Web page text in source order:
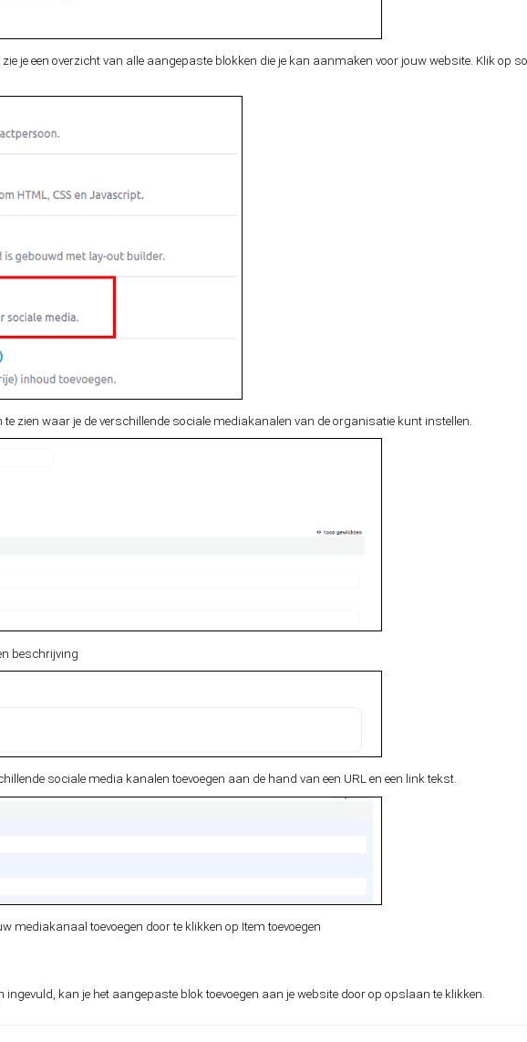
je een overzicht van alle aangepaste blokken die je kan aanmaken voor jouw website. Klik op
zien waar je de verschillende sociale mediakanalen van de organisatie kunt instellen.
beschrijving
sociale media kanalen toevoegen aan de hand van een URL en een link tekst.
mediakanaal toevoegen door te klikken op Item toevoegen
ingevuld, kan je het aangepaste blok toevoegen aan je website door op opslaan te klikken.